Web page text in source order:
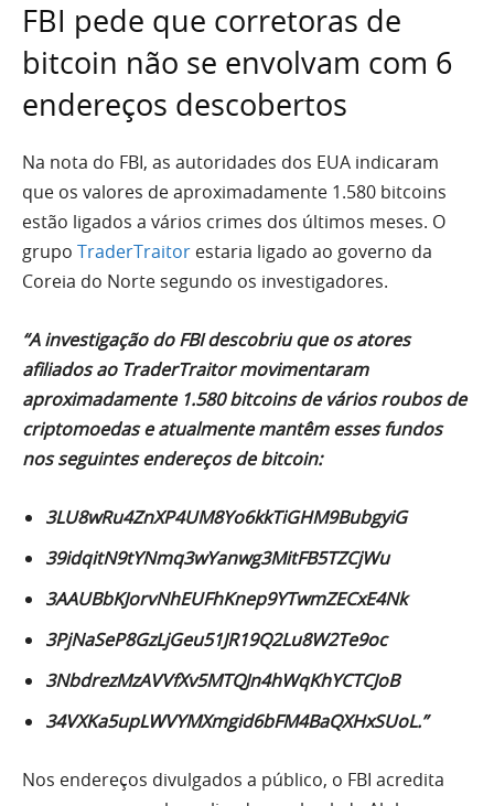
FBI pede que corretoras de
bitcoin não se envolvam com 6
endereços descobertos
Na nota do FBI, as autoridades dos EUA indicaram
que os valores de aproximadamente 1.580 bitcoins
estão ligados a vários crimes dos últimos meses. O
grupo TraderTraitor estaria ligado ao governo da
Coreia do Norte segundo os investigadores.
“A investigação do FBI descobriu que os atores
afiliados ao TraderTraitor movimentaram
aproximadamente 1.580 bitcoins de vários roubos de
criptomoedas e atualmente mantêm esses fundos
nos seguintes endereços de bitcoin:
3LU8wRu4ZnXP4UM8Yo6kkTiGHM9BubgyiG
39idqitN9tYNmq3wYanwg3MitFB5TZCjWu
3AAUBbKJorvNhEUFhKnep9YTwmZECxE4Nk
3PjNaSeP8GzLjGeu51JR19Q2Lu8W2Te9oc
3NbdrezMzAVVfXv5MTQJn4hWqKhYCTCJoB
34VXKa5upLWVYMXmgid6bFM4BaQXHxSUoL.”
Nos endereços divulgados a público, o FBI acredita